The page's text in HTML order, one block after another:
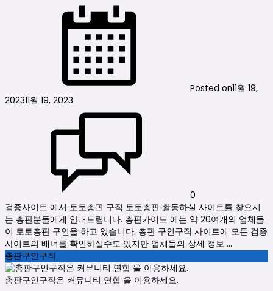
Posted on11월 19,
202311월 19, 2023
0
검증사이트 에서 토토총판 구직 토토총판 활동하실 사이트를 찾으시
는 총판분들에게 안내드립니다. 총판가이드 에는 약 20여개의 업체들
이 토토총판 구인을 하고 있습니다. 총판 구인구직 사이트에 모든 검증
사이트의 배너를 확인하실수도 있지만 업체들의 상세 정보 ...
총판구인구직
총판구인구직은 커뮤니티 연합 을 이용하세요.